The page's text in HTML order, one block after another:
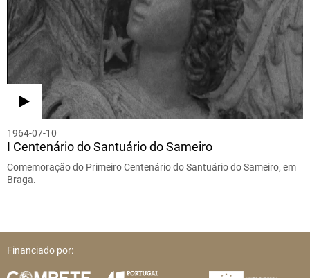
1964-07-10
I Centenário do Santuário do Sameiro
Comemoração do Primeiro Centenário do Santuário do Sameiro, em
Braga.
Financiado por: